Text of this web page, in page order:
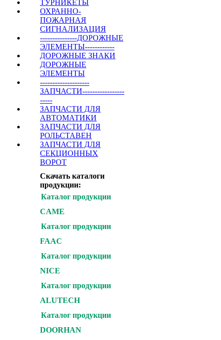
ТУРНИКЕТЫ
ОХРАННО-
ПОЖАРНАЯ
СИГНАЛИЗАЦИЯ
---------------ДОРОЖНЫЕ
ЭЛЕМЕНТЫ------------
ДОРОЖНЫЕ ЗНАКИ
ДОРОЖНЫЕ
ЭЛЕМЕНТЫ
--------------------
ЗАПЧАСТИ-----------------
-----
ЗАПЧАСТИ ДЛЯ
АВТОМАТИКИ
ЗАПЧАСТИ ДЛЯ
РОЛЬСТАВЕН
ЗАПЧАСТИ ДЛЯ
СЕКЦИОННЫХ
ВОРОТ
Скачать каталоги
продукции:
Каталог продукции
CAME
Каталог продукции
FAAC
Каталог продукции
NICE
Каталог продукции
ALUTECH
Каталог продукции
DOORHAN